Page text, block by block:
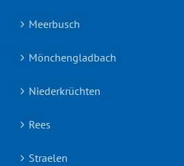
Meerbusch
Mönchengladbach
Niederkrüchten
Rees
Straelen